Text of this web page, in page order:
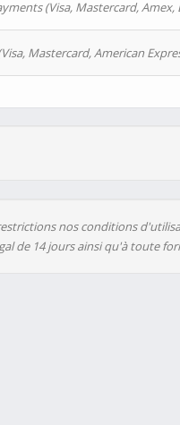
(Visa, Mastercard, Amex,
Mastercard, American
nos conditions
de 14 jours ainsi qu'à toute